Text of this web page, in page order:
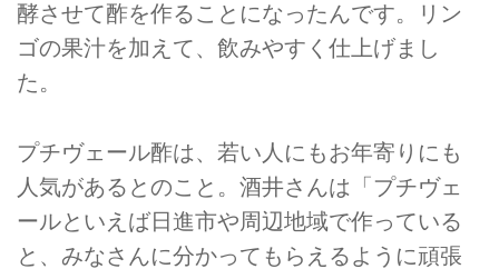
酵させて酢を作ることになったんです。リン
ゴの果汁を加えて、飲みやすく仕上げまし
た。
プチヴェール酢は、若い人にもお年寄りにも
人気があるとのこと。酒井さんは「プチヴェ
ールといえば日進市や周辺地域で作っている
と、みなさんに分かってもらえるように頑張